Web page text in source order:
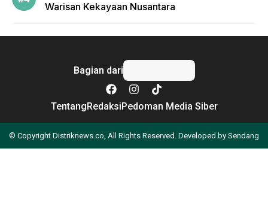
Warisan Kekayaan Nusantara
Bagian dari
TentangRedaksiPedoman Media Siber
© Copyright Distriknews.co, All Rights Reserved. Developed by Sendang